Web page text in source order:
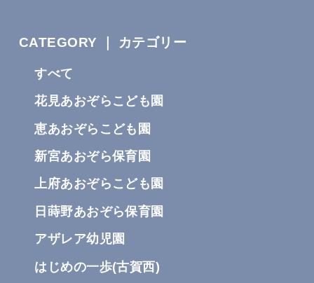
CATEGORY ｜ カテゴリー
すべて
花見あおぞらこども園
恵あおぞらこども園
新宮あおぞら保育園
上府あおぞらこども園
日蒔野あおぞら保育園
アザレア幼児園
はじめの一歩(古賀⻄)